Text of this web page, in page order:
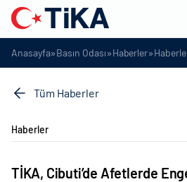
Anasayfa»Basın Odası»Haberler»
Tüm Haberler
Haberler
TİKA, Cibuti’de Afetlerde